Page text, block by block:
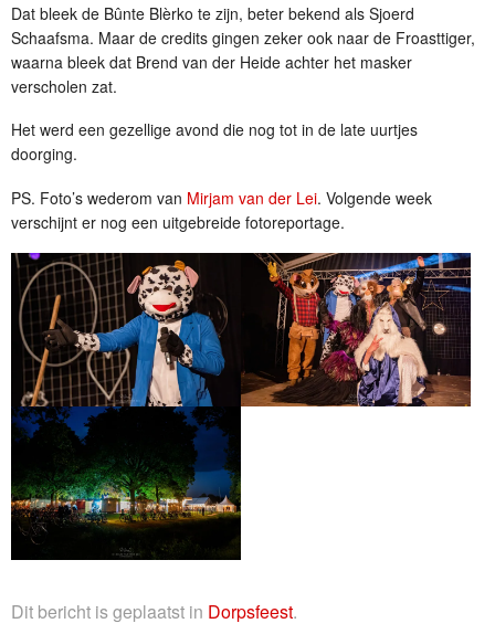
Dat bleek de Bûnte Blèrko te zijn, beter bekend als Sjoerd
Schaafsma. Maar de credits gingen zeker ook naar de Froasttiger,
waarna bleek dat Brend van der Heide achter het masker
verscholen zat.
Het werd een gezellige avond die nog tot in de late uurtjes
doorging.
PS. Foto’s wederom van Mirjam van der Lei. Volgende week
verschijnt er nog een uitgebreide fotoreportage.
Dit bericht is geplaatst in Dorpsfeest.